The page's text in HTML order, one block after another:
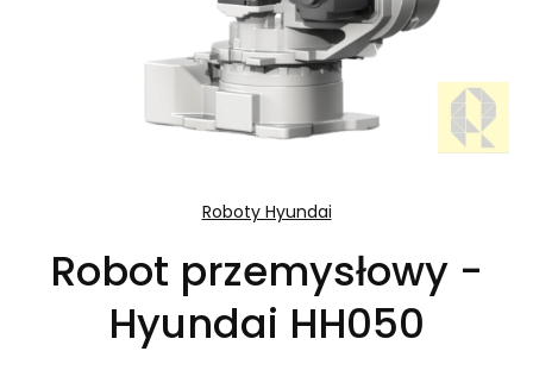
Roboty Hyundai
Robot przemysłowy -
Hyundai HH050